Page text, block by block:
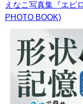
えなこ写真集『エピ
PHOTO BOOK)